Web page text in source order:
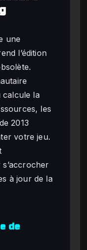
une
l’édition
calcule la
les
2013
votre jeu.
à jour de la
de